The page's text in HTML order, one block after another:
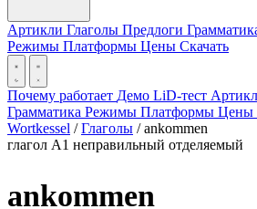
Артикли Глаголы Предлоги
Режимы Платформы Цены Скачать
Почему работает Демо LiD-тест
Грамматика Режимы Платформы Цены
Wortkessel / Глаголы / ankommen
глагол A1 неправильный отделяемый
ankommen